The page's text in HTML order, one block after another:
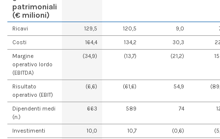
patrimoniali
(€ milioni)
Ricavi 129,5 120,5 9,0
Costi
164,4 134,2 30,3
Margine
operativo lordo
(EBITDA)
(34,9) (13,7) (21,2)
Risultato
operativo (EBIT)
(6,6) (61,6) 54,9
Dipendenti medi
(n.)
663 589 74
Investimenti 10,0 10,7 (0,6)